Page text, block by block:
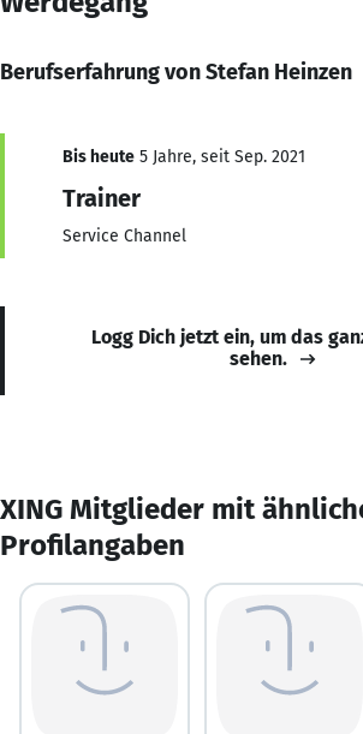
Berufserfahrung von Stefan Heinzen
Bis heute 5 Jahre, seit Sep. 2021
Trainer
Service Channel
Logg Dich jetzt ein, um das
sehen.
XING Mitglieder mit
Profilangaben